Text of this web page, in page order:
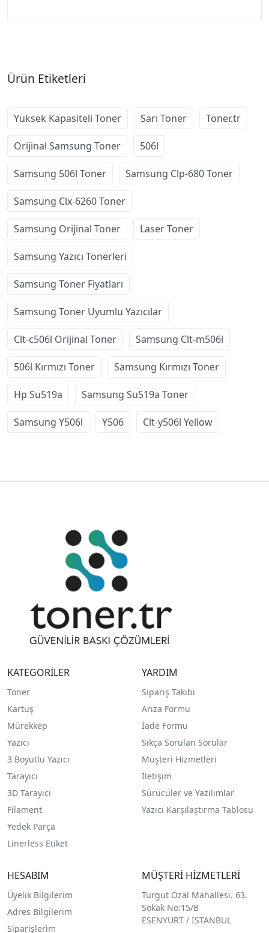
Ürün Etiketleri
Yüksek Kapasiteli Toner Sarı Toner Toner.tr
Orijinal Samsung Toner 506l
Samsung 506l Toner Samsung Clp-680 Toner
Samsung Clx-6260 Toner
Samsung Orijinal Toner Laser Toner
Samsung Yazıcı Tonerleri
Samsung Toner Fiyatları
Samsung Toner Uyumlu Yazıcılar
Clt-c506l Orijinal Toner Samsung Clt-m506l
506l Kırmızı Toner Samsung Kırmızı Toner
Hp Su519a Samsung Su519a Toner
Samsung Y506l Y506 Clt-y506l Yellow
KATEGORİLER
Toner
Kartuş
Mürekkep
Yazıcı
3 Boyutlu Yazıcı
Tarayıcı
3D Tarayıcı
Filament
Yedek Parça
Linerless Etiket
YARDIM
Sipariş Takibi
Arıza Formu
İade Formu
Sıkça Sorulan Sorular
Müşteri Hizmetleri
İletişim
Sürücüler ve Yazılımlar
Yazıcı Karşılaştırma Tablosu
HESABIM
Üyelik Bilgilerim
Adres Bilgilerim
Siparişlerim
MÜŞTERİ HİZMETLERİ
Turgut Özal Mahallesi. 63.
Sokak No:15/B
ESENYURT / İSTANBUL